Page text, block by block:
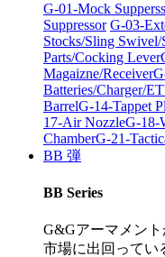
G-01-Mock
Suppressor G-03-
Stocks/Sling
Parts/Cocking Lever
Magaizne/Receiver
Batteries/Charger/
BarrelG-14-Tappet
17-Air NozzleG-18-
ChamberG-21-
BB 弾
BB Series
G&Gアーマメント
市場に出回ってい